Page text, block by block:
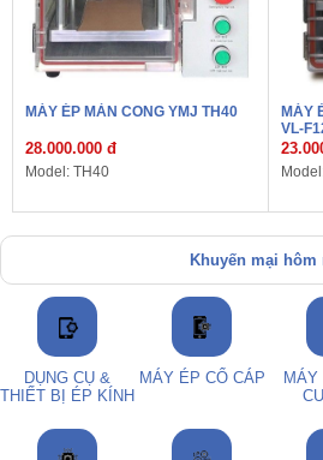
MÁY ÉP MÀN CONG YMJ TH40
28.000.000 đ
Model: TH40
MÁY
VL-
Khuyến mại hôm
DỤNG CỤ &
THIẾT BỊ ÉP KÍNH
MÁY ÉP CỔ CÁP
MÁY